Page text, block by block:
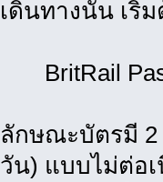
เดินทางนั้น เริ่
BritRail
ลักษณะบัตรมี 2
วัน) แบบไม่ต่อ